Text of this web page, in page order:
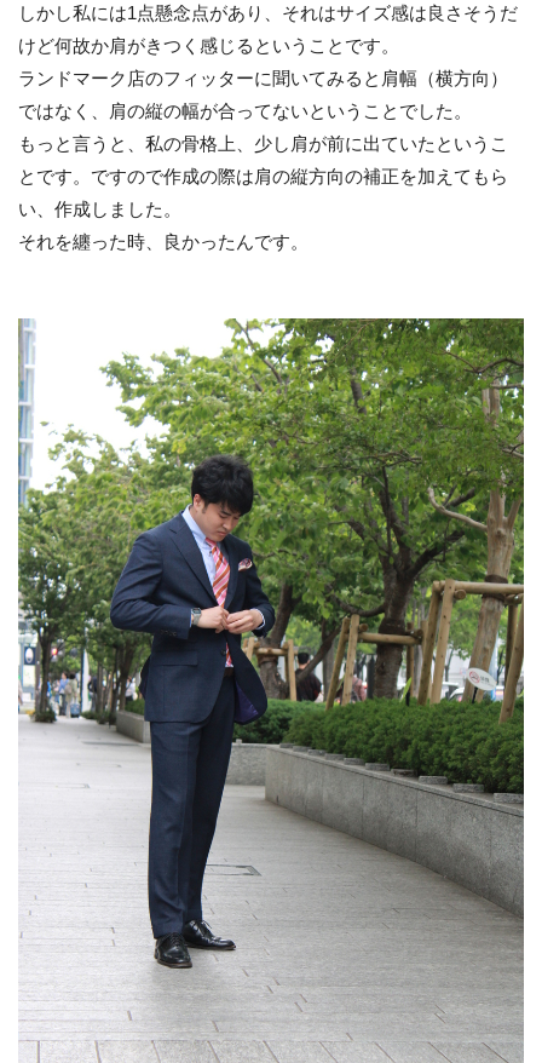
しかし私には1点懸念点があり、それはサイズ感は良さそうだ
けど何故か肩がきつく感じるということです。
ランドマーク店のフィッターに聞いてみると肩幅（横方向）
ではなく、肩の縦の幅が合ってないということでした。
もっと言うと、私の骨格上、少し肩が前に出ていたというこ
とです。ですので作成の際は肩の縦方向の補正を加えてもら
い、作成しました。
それを纏った時、良かったんです。